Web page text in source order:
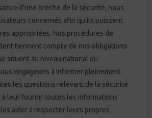
d’une brèche de la sécurité, nous
concernés afin qu’ils puissent
appropriées. Nos procédures de
tiennent compte de nos obligations
situent au niveau national ou
engageons à informer pleinement
les questions relevant de la sécurité
à leur fournir toutes les informations
aider à respecter leurs propres